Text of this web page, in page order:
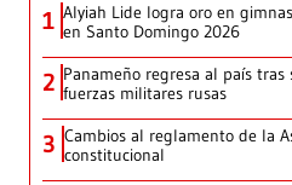
1 Alyiah Lide logra oro en
en Santo Domingo 2026
2 Panameño regresa al país
fuerzas militares rusas
3 Cambios al reglamento de la
constitucional